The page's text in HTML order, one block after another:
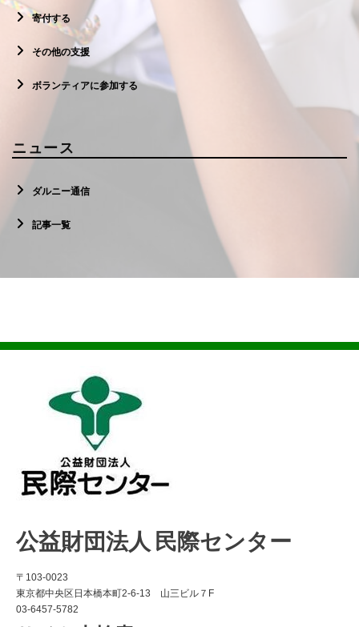
寄付する
その他の支援
ボランティアに参加する
ニュース
ダルニー通信
記事一覧
公益財団法人 民際センター
〒103-0023
東京都中央区日本橋本町2-6-13 山三ビル７F
03-6457-5782